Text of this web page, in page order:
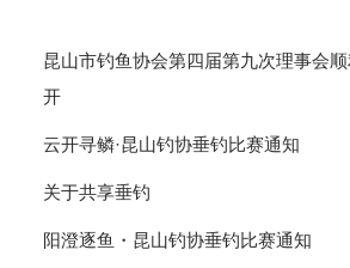
昆山市钓鱼协会第四届第九次理事会
开
云开寻鳞·昆山钓协垂钓比赛通知
关于共享垂钓
阳澄逐鱼・昆山钓协垂钓比赛通知